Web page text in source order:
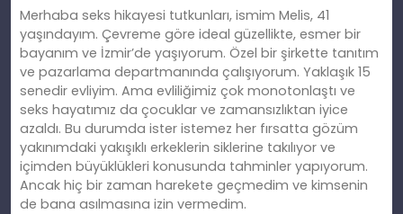
Merhaba seks hikayesi tutkunları, ismim Melis, 41
yaşındayım. Çevreme göre ideal güzellikte, esmer bir
bayanım ve İzmir’de yaşıyorum. Özel bir şirkette tanıtım
ve pazarlama departmanında çalışıyorum. Yaklaşık 15
senedir evliyim. Ama evliliğimiz çok monotonlaştı ve
seks hayatımız da çocuklar ve zamansızlıktan iyice
azaldı. Bu durumda ister istemez her fırsatta gözüm
yakınımdaki yakışıklı erkeklerin siklerine takılıyor ve
içimden büyüklükleri konusunda tahminler yapıyorum.
Ancak hiç bir zaman harekete geçmedim ve kimsenin
de bana asılmasına izin vermedim.